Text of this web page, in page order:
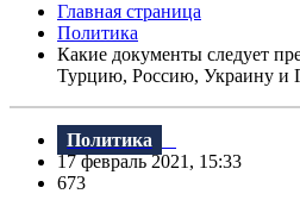
Главная страница
Политика
Какие документы следует
Турцию, Россию, Украину и
Политика
17 февраль 2021, 15:33
673